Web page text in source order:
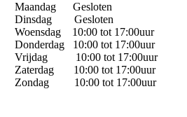
Maandag Gesloten
Dinsdag Gesloten
Woensdag 10:00 tot 17:00uur
Donderdag 10:00 tot 17:00uur
Vrijdag 10:00 tot 17:00uur
Zaterdag 10:00 tot 17:00uur
Zondag 10:00 tot 17:00uur